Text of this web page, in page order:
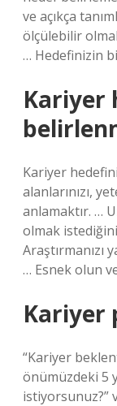
ve açıkça
ölçülebilir
… Hedefinizin
Kariyer
Kariyer
alanlarınızı,
anlamaktır. …
olmak
Araştırmanızı
… Esnek olun
Kariyer
“Kariyer
önümüzdeki 5
istiyorsunuz?”